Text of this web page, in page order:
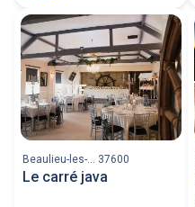
Beaulieu-les-... 37600
Le carré java